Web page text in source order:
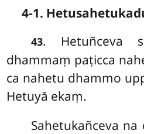
4-1.
43. Hetuñceva
dhammaṃ paṭicca
ca nahetu dhammo
Hetuyā ekaṃ.
Sahetukañceva